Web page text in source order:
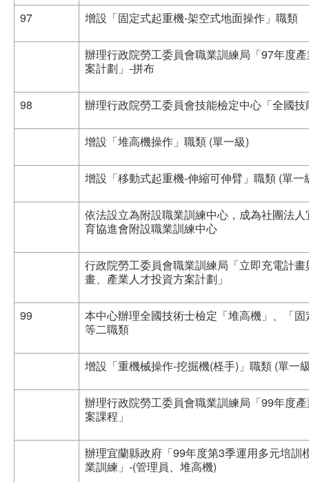
97 增設「固定式起重機-架空式地面操作」職類
辦理行政院勞工委員會職業訓練局「97年度
案計劃」-拼布
98 辦理行政院勞工委員會技能檢定中心「全國
增設「堆高機操作」職類 (單一級)
增設「移動式起重機-伸縮可伸臂」職類 (單一
依法設立為附設職業訓練中心，成為社團法
育協進會附設職業訓練中心
行政院勞工委員會職業訓練局「立即充電計
畫、產業人才投資方案計劃」
99
本中心辦理全國技術士檢定「堆高機」、「
等二職類
增設「重機械操作-挖掘機(柽手)」職類 (單一
辦理行政院勞工委員會職業訓練局「99年度
案課程」
辦理宜蘭縣政府「99年度第3季運用多元培訓
業訓練」-(管理員、堆高機)